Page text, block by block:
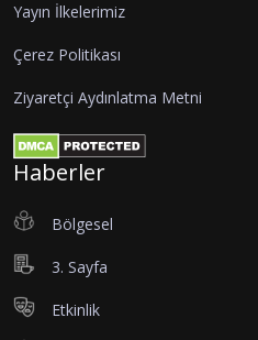
Yayın İlkelerimiz
Çerez Politikası
Ziyaretçi Aydınlatma Metni
Haberler
Bölgesel
3. Sayfa
Etkinlik